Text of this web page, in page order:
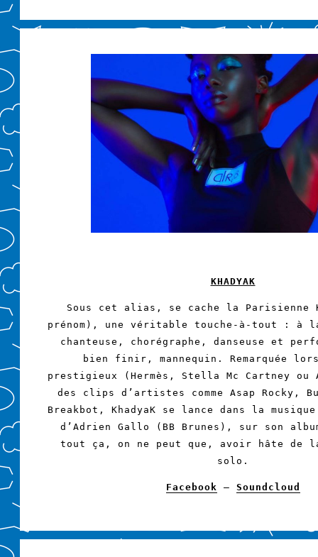
KHADYAK
Sous cet alias, se cache la Parisienne
prénom), une véritable touche-à-tout : à
chanteuse, chorégraphe, danseuse et
bien finir, mannequin. Remarquée
prestigieux (Hermès, Stella Mc Cartney ou
des clips d’artistes comme Asap Rocky,
Breakbot, KhadyaK se lance dans la
d’Adrien Gallo (BB Brunes), sur son
tout ça, on ne peut que, avoir hâte de
solo.
Facebook – Soundcloud